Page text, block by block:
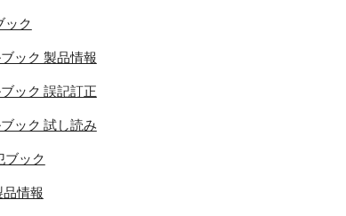
ック
ック 製品情報
ック 誤記訂正
ック 試し読み
ブック
情報